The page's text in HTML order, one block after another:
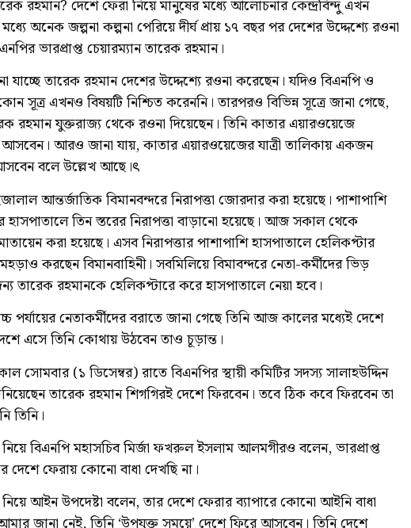
রহমান? দেশে ফেরা নিয়ে মানুষের মধ্যে আলোচনার কেন্দ্রবিন্দু এখন
অনেক জল্পনা কল্পনা পেরিয়ে দীর্ঘ প্রায় ১৭ বছর পর দেশের উদ্দেশ্যে রওনা
ভারপ্রাপ্ত চেয়ারম্যান তারেক রহমান।
যাচ্ছে তারেক রহমান দেশের উদ্দেশ্যে রওনা করেছেন। যদিও বিএনপি ও
সূত্র এখনও বিষয়টি নিশ্চিত করেননি। তারপরও বিভিন্ন সূত্রে জানা গেছে,
রহমান যুক্তরাজ্য থেকে রওনা দিয়েছেন। তিনি কাতার এয়ারওয়েজে
আসবেন। আরও জানা যায়, কাতার এয়ারওয়েজের যাত্রী তালিকায় একজন
বলে উল্লেখ আছে।ৎ
আন্তর্জাতিক বিমানবন্দরে নিরাপত্তা জোরদার করা হয়েছে। পাশাপাশি
হাসপাতালে তিন স্তরের নিরাপত্তা বাড়ানো হয়েছে। আজ সকাল থেকে
করা হয়েছে। এসব নিরাপত্তার পাশাপাশি হাসপাতালে হেলিকপ্টার
করছেন বিমানবাহিনী। সবমিলিয়ে বিমাবন্দরে নেতা-কর্মীদের ভিড়
তারেক রহমানকে হেলিকপ্টারে করে হাসপাতালে নেয়া হবে।
পর্যায়ের নেতাকর্মীদের বরাতে জানা গেছে তিনি আজ কালের মধ্যেই দেশে
এসে তিনি কোথায় উঠবেন তাও চূড়ান্ত।
সোমবার (১ ডিসেম্বর) রাতে বিএনপির স্থায়ী কমিটির সদস্য সালাহউদ্দিন
তারেক রহমান শিগগিরই দেশে ফিরবেন। তবে ঠিক কবে ফিরবেন তা
তিনি।
বিএনপি মহাসচিব মির্জা ফখরুল ইসলাম আলমগীরও বলেন, ভারপ্রাপ্ত
দেশে ফেরায় কোনো বাধা দেখছি না।
আইন উপদেষ্টা বলেন, তার দেশে ফেরার ব্যাপারে কোনো আইনি বাধা